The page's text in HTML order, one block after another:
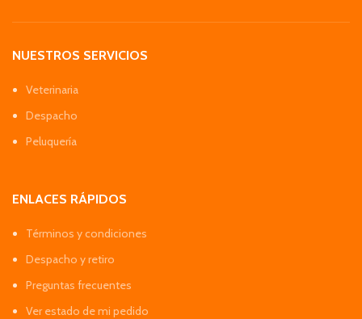
NUESTROS SERVICIOS
Veterinaria
Despacho
Peluquería
ENLACES RÁPIDOS
Términos y condiciones
Despacho y retiro
Preguntas frecuentes
Ver estado de mi pedido